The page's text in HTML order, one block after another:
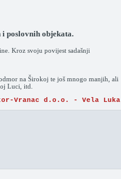
poslovnih objekata.
Kroz svoju povijest sadašnji
na Širokoj te još mnogo manjih, ali
Luci, itd.
Vranac d.o.o. - Vela Luka